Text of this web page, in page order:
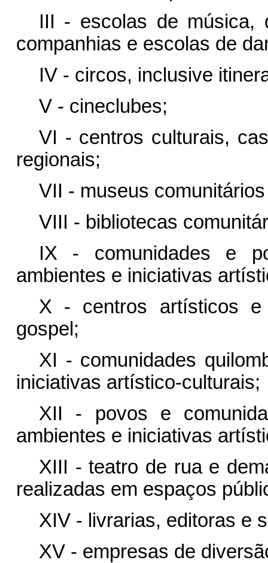
III - escolas de música,
companhias e escolas de
IV - circos, inclusive
V - cineclubes;
VI - centros culturais,
regionais;
VII - museus
VIII - bibliotecas
IX - comunidades e
ambientes e iniciativas
X - centros artísticos e
gospel;
XI - comunidades
iniciativas artístico-culturais;
XII - povos e
ambientes e iniciativas
XIII - teatro de rua e
realizadas em espaços
XIV - livrarias, editoras e
XV - empresas de